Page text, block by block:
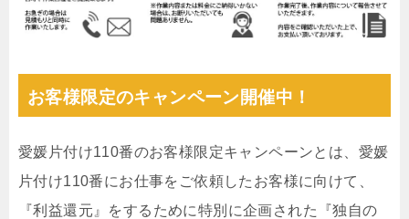
お客様限定のキャンペーン開催中！
愛媛片付け110番のお客様限定キャンペーンとは、愛媛
片付け110番にお仕事をご依頼したお客様に向けて、
『利益還元』をするために特別に企画された『独自の